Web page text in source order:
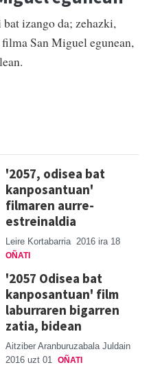
izango da; zehazki,
San Miguel egunean,
'2057, odisea bat
kanposantuan'
filmaren aurre-
estreinaldia
Leire Kortabarria 2016 ira 18
OÑATI
'2057 Odisea bat
kanposantuan' film
laburraren bigarren
zatia, bidean
Aitziber Aranburuzabala Juldain
2016 uzt 01 OÑATI